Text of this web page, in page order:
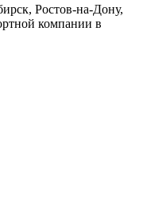
Ростов-на-Дону,
компании в